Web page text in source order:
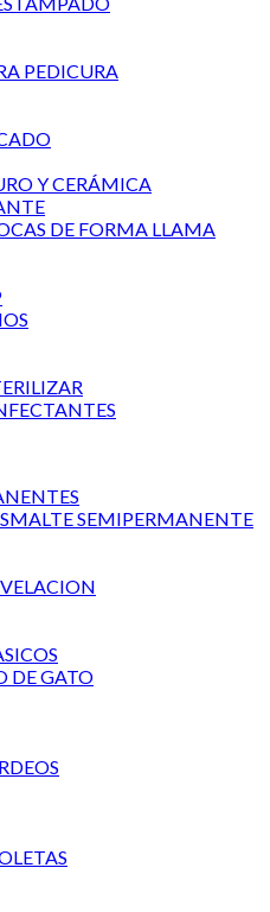
PEDICURA
Y CERÁMICA
DE FORMA LLAMA
SEMIPERMANENTE
DE GATO